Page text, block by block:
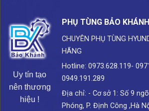
Uy tín tạo
nên thương
hiệu !
PHỤ TÙNG BẢO KHÁNH
CHUYÊN PHỤ TÙNG
HÃNG
Hotline: 0973.628.119-
0949.191.289
Địa chỉ: - Cơ sở 1: Số 9
Phóng, P. Định Công ,Hà